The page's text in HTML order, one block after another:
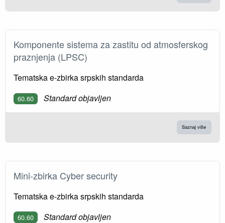
Komponente sistema za zastitu od atmosferskog
praznjenja (LPSC)
Tematska e-zbirka srpskih standarda
60.60 Standard objavljen
Saznaj više
Mini-zbirka Cyber security
Tematska e-zbirka srpskih standarda
60.60 Standard objavljen